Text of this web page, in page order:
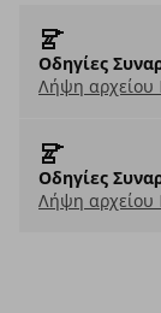
Οδηγίες
Λήψη αρχείου
Οδηγίες
Λήψη αρχείου